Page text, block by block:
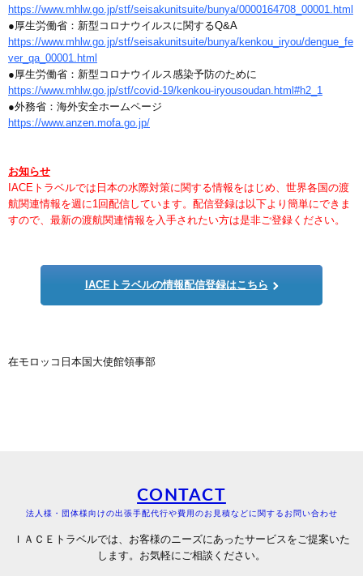
https://www.mhlw.go.jp/stf/seisakunitsuite/bunya/0000164708_00001.html
●厚生労働省：新型コロナウイルスに関するQ&A
https://www.mhlw.go.jp/stf/seisakunitsuite/bunya/kenkou_iryou/dengue_fe
ver_qa_00001.html
●厚生労働省：新型コロナウイルス感染予防のために
https://www.mhlw.go.jp/stf/covid-19/kenkou-iryousoudan.html#h2_1
●外務省：海外安全ホームページ
https://www.anzen.mofa.go.jp/
お知らせ
IACEトラベルでは日本の水際対策に関する情報をはじめ、世界各国の渡
航関連情報を週に1回配信しています。配信登録は以下より簡単にできま
すので、最新の渡航関連情報を入手されたい方は是非ご登録ください。
IACEトラベルの情報配信登録はこちら
在モロッコ日本国大使館領事部
CONTACT
法人様・団体様向けの出張手配代行や費用のお見積などに関するお問い合わせ
ＩＡＣＥトラベルでは、お客様のニーズにあったサービスをご提案いた
します。お気軽にご相談ください。